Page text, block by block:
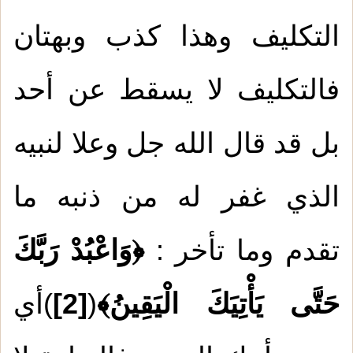
التكليف وهذا كذب وبهتان
فالتكليف لا يسقط عن أحد
بل قد قال الله جل وعلا لنبيه
الذي غفر له من ذنبه ما
تقدم وما تأخر :﴿وَاعْبُدْ رَبَّكَ
حَتَّى يَأْتِيَكَ الْيَقِينُ﴾(
[2])أي